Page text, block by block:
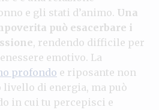
e gli stati d’animo. Una
può esacerbare i
, rendendo difficile per
emotivo. La
profondo e riposante non
di energia, ma può
in cui tu percepisci e